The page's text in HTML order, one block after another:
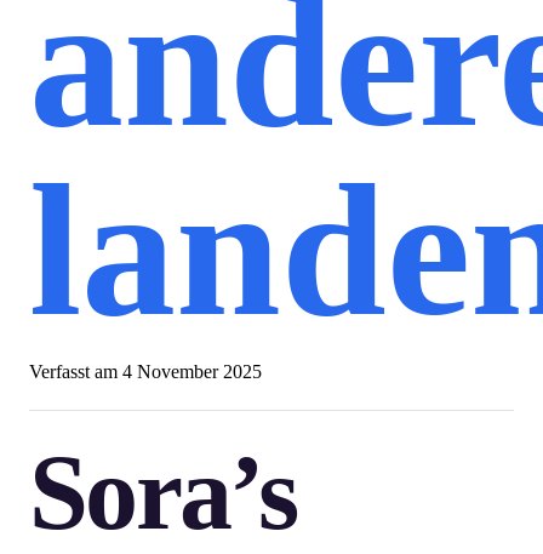
Verfasst am 4 November 2025
Sora’s